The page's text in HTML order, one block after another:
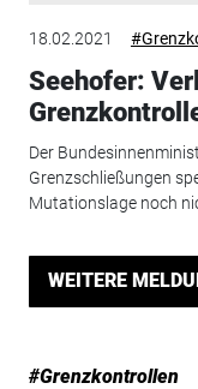
18.02.2021
Seehofer:
Der
Grenzschließungen
Mutationslage noch
WEITERE
#Grenzkontrollen